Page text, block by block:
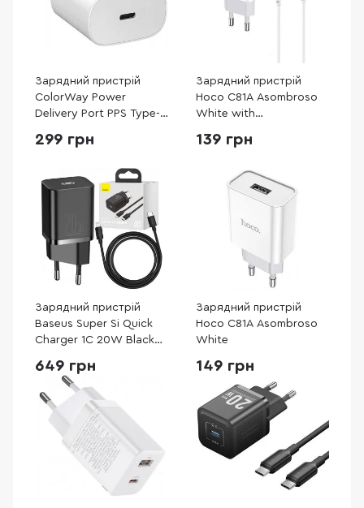
Зарядний пристрій
ColorWay Power
Delivery Port PPS Type-C
CHS033PD-WT)
299 грн
Зарядний пристрій
Hoco C81A Asombroso
White with
+Micro)
139 грн
Зарядний пристрій
Baseus Super Si Quick
Charger 1C 20W Black
(TZCCSUP-B01)
649 грн
Зарядний пристрій
Hoco C81A Asombroso
White
149 грн